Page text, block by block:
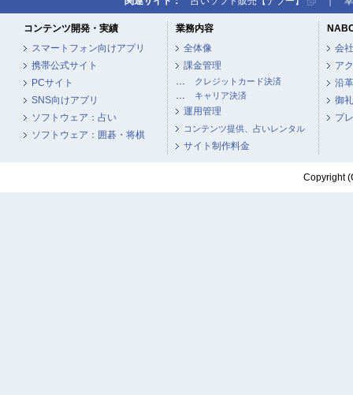
コンテンツ開発・実績
スマートフォン向けアプリ
携帯公式サイト
PCサイト
SNS向けアプリ
ソフトウェア：占い
ソフトウェア：囲碁・将棋
業務内容
全体像
課金管理
…
クレジットカード決済
… キャリア決済
運用管理
コンテンツ提供、占いレンタル
サイト制作料金
会
ア
沿革
御礼
プ
Copyright